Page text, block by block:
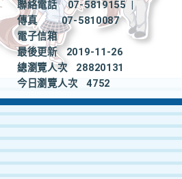
聯絡電話
07-5819155
|
傳真
07-5810087
電子信箱
最後更新
2019-11-26
總瀏覽人次
28820131
今日瀏覽人次
4752